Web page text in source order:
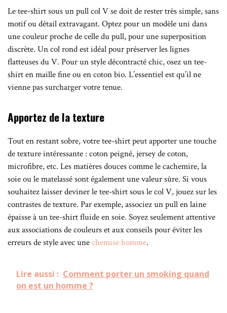
Le tee-shirt sous un pull col V se doit de rester très simple, sans
motif ou détail extravagant. Optez pour un modèle uni dans
une couleur proche de celle du pull, pour une superposition
discrète. Un col rond est idéal pour préserver les lignes
flatteuses du V. Pour un style décontracté chic, osez un tee-
shirt en maille fine ou en coton bio. L’essentiel est qu’il ne
vienne pas surcharger votre tenue.
Apportez de la texture
Tout en restant sobre, votre tee-shirt peut apporter une touche
de texture intéressante : coton peigné, jersey de coton,
microfibre, etc. Les matières douces comme le cachemire, la
soie ou le matelassé sont également une valeur sûre. Si vous
souhaitez laisser deviner le tee-shirt sous le col V, jouez sur les
contrastes de texture. Par exemple, associez un pull en laine
épaisse à un tee-shirt fluide en soie. Soyez seulement attentive
aux associations de couleurs et aux conseils pour éviter les
erreurs de style avec unechemise homme.
Lire aussi : Comment porter un smoking quand
on est un homme ?